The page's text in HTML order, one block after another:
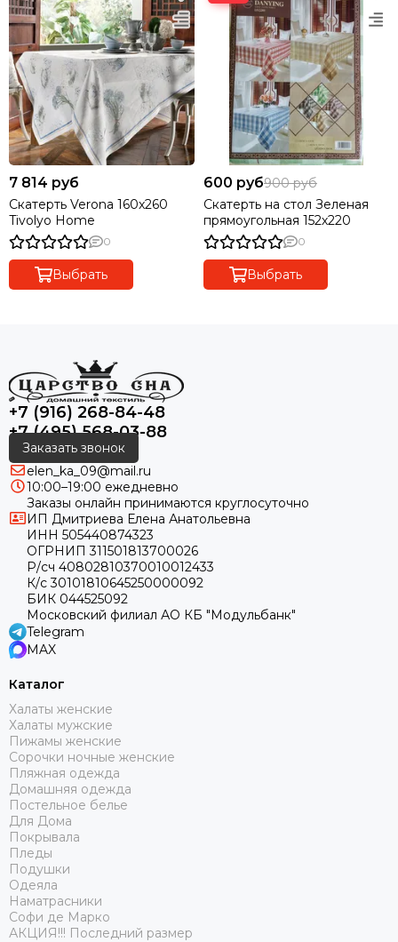
7 814 руб
Скатерть Verona 160x260
Tivolyo Home
0
Выбрать
600 руб900 руб
Скатерть на стол Зеленая
прямоугольная 152х220
0
Выбрать
+7 (916) 268-84-48
+7 (495) 568-03-88
Заказать звонок
elen_ka_09@mail.ru
10:00–19:00 ежедневно
Заказы онлайн принимаются круглосуточно
ИП Дмитриева Елена Анатольевна
ИНН 505440874323
ОГРНИП 311501813700026
Р/сч 40802810370010012433
К/с 30101810645250000092
БИК 044525092
Московский филиал АО КБ "Модульбанк"
Telegram
MAX
Каталог
Халаты женские
Халаты мужские
Пижамы женские
Сорочки ночные женские
Пляжная одежда
Домашняя одежда
Постельное белье
Для Дома
Покрывала
Пледы
Подушки
Одеяла
Наматрасники
Софи де Марко
АКЦИЯ!!! Последний размер